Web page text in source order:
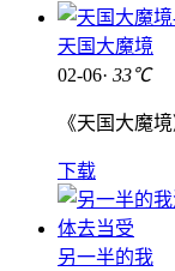
天国大魔境
02-06· 33℃
《天国大魔
下载
另一半的我